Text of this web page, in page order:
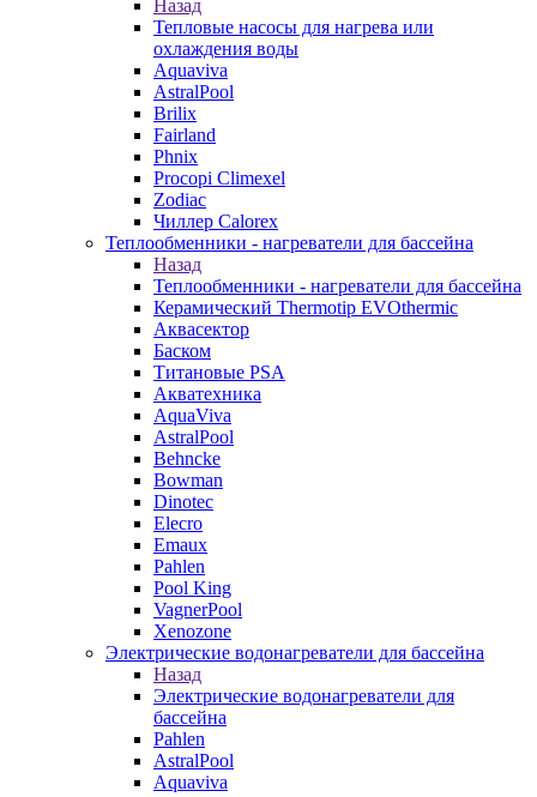
Назад
Тепловые насосы для нагрева или
охлаждения воды
Aquaviva
AstralPool
Brilix
Fairland
Phnix
Procopi Climexel
Zodiac
Чиллер Calorex
Теплообменники - нагреватели для бассейна
Назад
Теплообменники - нагреватели для бассейна
Керамический Thermotip EVOthermic
Аквасектор
Баском
Титановые PSA
Акватехника
AquaViva
AstralPool
Behncke
Bowman
Dinotec
Elecro
Emaux
Pahlen
Pool King
VagnerPool
Xenozone
Электрические водонагреватели для бассейна
Назад
Электрические водонагреватели для
бассейна
Pahlen
AstralPool
Aquaviva